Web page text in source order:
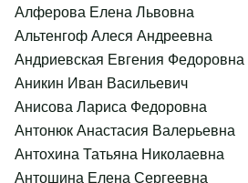
Алферова Елена Львовна
Альтенгоф Алеся Андреевна
Андриевская Евгения Федоровна
Аникин Иван Васильевич
Анисова Лариса Федоровна
Антонюк Анастасия Валерьевна
Антохина Татьяна Николаевна
Антошина Елена Сергеевна